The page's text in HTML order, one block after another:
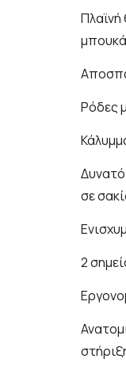
Πλαϊνή
Ρόδες
σε
2